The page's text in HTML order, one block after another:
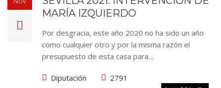
MARÍA IZQUIERDO
Por desgracia, este año 2020 no ha sido un año
como cualquier otro y por la misma razón el
presupuesto de esta casa para…
Diputación 2791